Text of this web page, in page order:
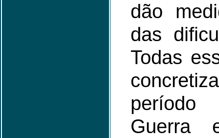
dão
das
Todas
Guerra